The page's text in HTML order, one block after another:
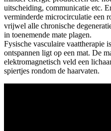
uitscheiding, communicatie etc.
verminderde microcirculatie een
vrijwel alle chronische
in toenemende mate plagen.
Fysische vasculaire vaattherapie
ontspannen ligt op een mat. De
elektromagnetisch veld een
spiertjes rondom de haarvaten.